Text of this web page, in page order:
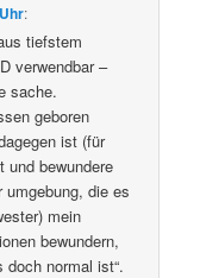
:
tiefstem
verwendbar –
sache.
geboren
ist (für
und bewundere
die es
mein
bewundern,
normal ist“.